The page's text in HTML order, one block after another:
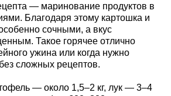
— маринование продуктов в
Благодаря этому картошка и
сочными, а вкус
Такое горячее отлично
ужина или когда нужно
сложных рецептов.
— около 1,5–2 кг, лук — 3–4